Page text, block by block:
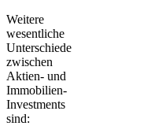
Weitere
wesentliche
Unterschiede
zwischen
Aktien- und
Immobilien-
Investments
sind: